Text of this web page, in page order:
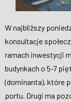
W najbliższy
konsultacje
ramach inwestycji
budynkach o 5-7
(dominanta), które
portu. Drugi ma